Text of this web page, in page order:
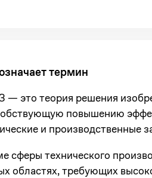
термин
— это теория решения
повышению
и производственные
сферы технического
областях, требующих